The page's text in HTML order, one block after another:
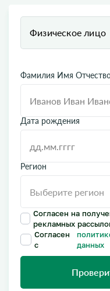
Физическое лицо
Фамилия Имя
Дата рождения
Регион
Согласен на
рекламных
Согласен
с
данных